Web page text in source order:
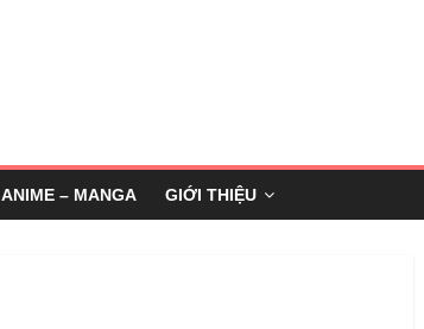
ANIME – MANGA GIỚI THIỆU